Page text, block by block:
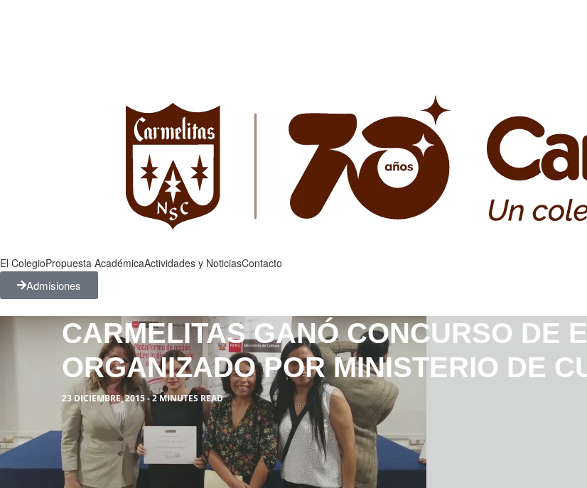
El ColegioPropuesta AcadémicaActividades y NoticiasContacto
Admisiones
CARMELITAS GANÓ CONCURSO DE
ORGANIZADO POR MINISTERIO DE
23 DICIEMBRE, 2015 - 2 MINUTES READ